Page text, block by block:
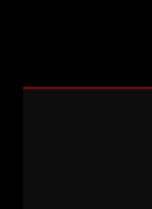
USB-C
USB-C-
STABILE 10